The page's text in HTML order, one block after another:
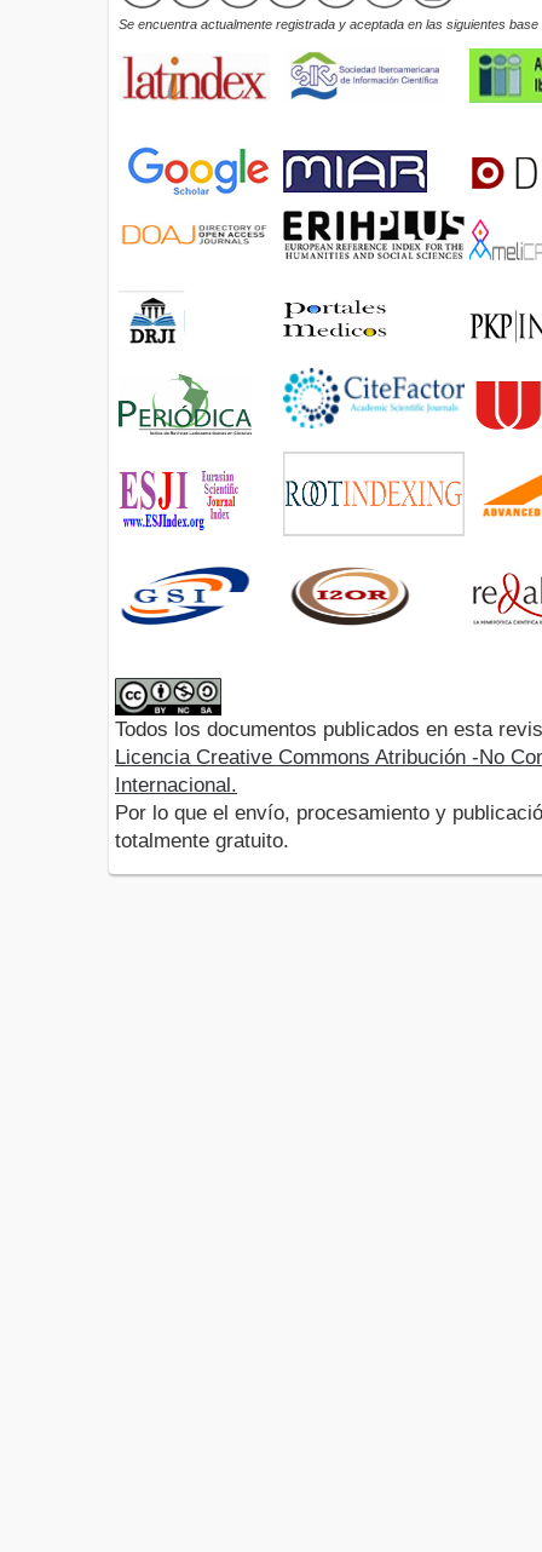
Se encuentra actualmente registrada y aceptada en las siguientes
Todos los documentos publicados en esta
Licencia Creative Commons Atribución -No
Internacional.
Por lo que el envío, procesamiento y
totalmente gratuito.